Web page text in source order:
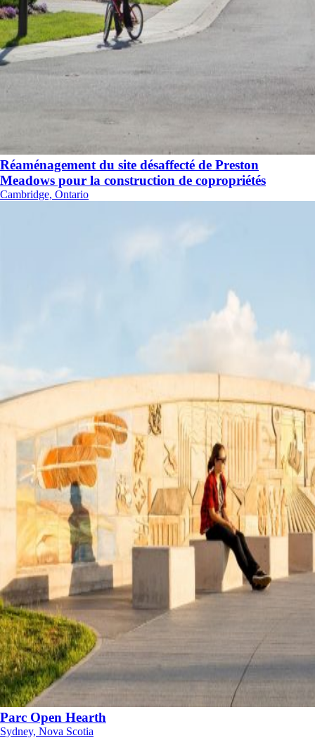
Réaménagement du site désaffecté de Preston
Meadows pour la construction de copropriétés
Cambridge, Ontario
Parc Open Hearth
Sydney, Nova Scotia